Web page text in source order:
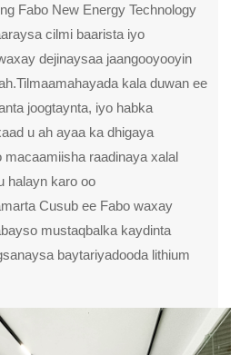
Fabo New Energy Technology
cilmi baarista iyo
dejinaysaa jaangooyooyin
kala duwan ee
joogtaynta, iyo habka
u ah ayaa ka dhigaya
macaamiisha raadinaya xalal
halayn karo oo
Cusub ee Fabo waxay
mustaqbalka kaydinta
baytariyadooda lithium